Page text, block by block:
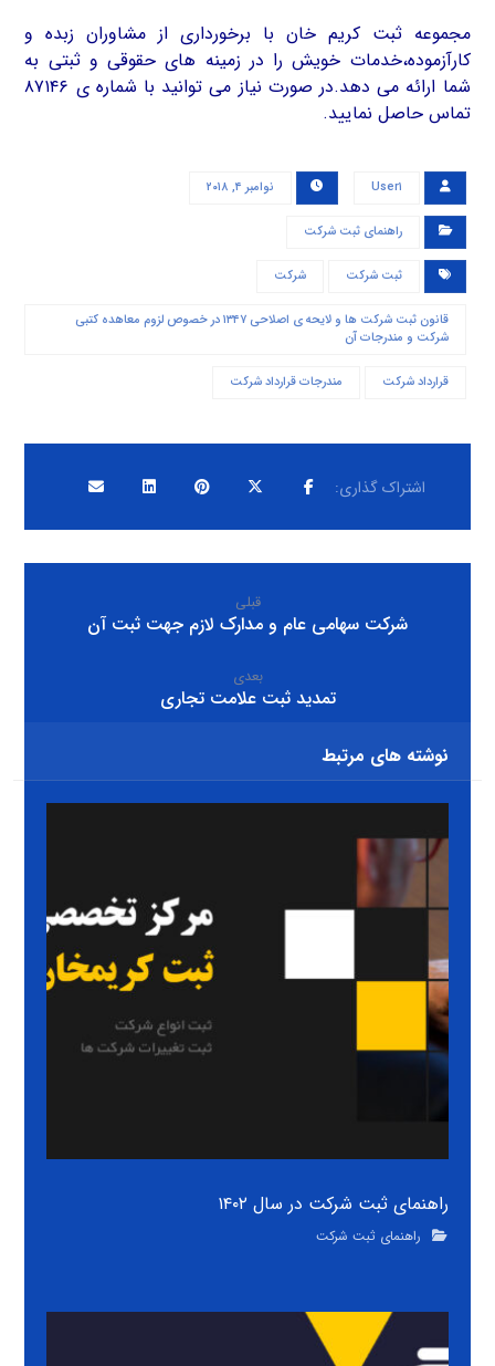
مجموعه ثبت کریم خان با برخورداری از مشاوران زبده و
کارآزموده،خدمات خویش را در زمینه های حقوقی و ثبتی به
شما ارائه می دهد.در صورت نیاز می توانید با شماره ی ۸۷۱۴۶
تماس حاصل نمایید.
User۱ نوامبر ۴, ۲۰۱۸
راهنمای ثبت شرکت
ثبت شرکت شرکت
قانون ثبت شرکت ها و لایحه ی اصلاحی ۱۳۴۷ در خصوص لزوم معاهده کتبی
شرکت و مندرجات آن
قرارداد شرکت مندرجات قرارداد شرکت
قبلی
شرکت سهامی عام و مدارک لازم جهت ثبت آن
بعدی
تمدید ثبت علامت تجاری
نوشته های مرتبط
راهنمای ثبت شرکت در سال ۱۴۰۲
راهنمای ثبت شرکت